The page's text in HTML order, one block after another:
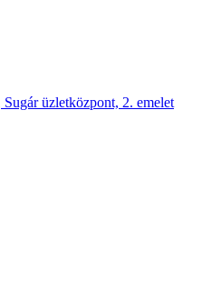
üzletközpont, 2. emelet